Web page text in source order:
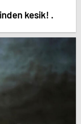
kesik! .